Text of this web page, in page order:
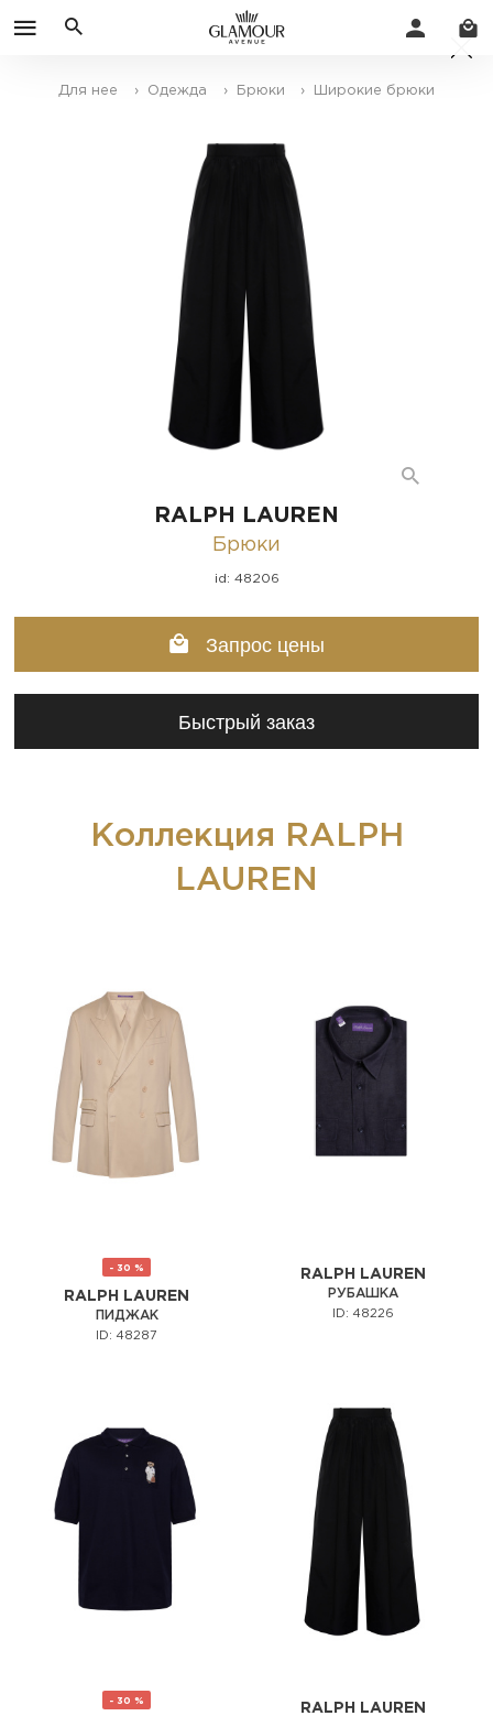
Для нее › Одежда › Брюки › Широкие брюки
RALPH LAUREN
Брюки
id: 48206
Запрос цены
Быстрый заказ
Коллекция RALPH
LAUREN
- 30 %
RALPH LAUREN
ПИДЖАК
ID: 48287
RALPH LAUREN
РУБАШКА
ID: 48226
- 30 %
RALPH LAUREN